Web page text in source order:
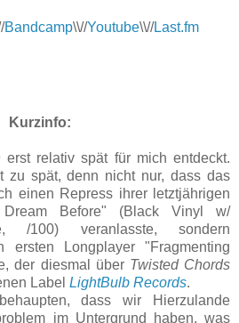
Bandcamp\\//Youtube\\//Last.fm
Kurzinfo:
erst relativ spät für mich entdeckt.
zu spät, denn nicht nur, dass das
einen Repress ihrer letztjährigen
Before" (Black Vinyl w/
/100) veranlasste, sondern
ersten Longplayer "Fragmenting
der diesmal über Twisted Chords
Label LightBulb Records.
dass wir Hierzulande
im Untergrund haben, was